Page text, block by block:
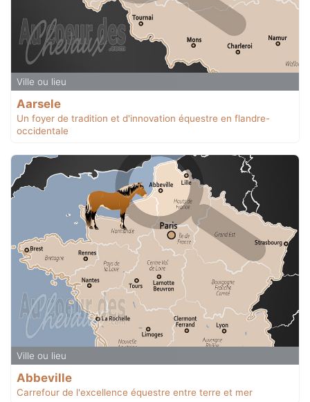
Ville ou lieu
Aarsele
Un foyer de tradition et d'innovation équestre en flandre-
occidentale
Ville ou lieu
Abbeville
Carrefour de l'excellence équestre entre terre et mer